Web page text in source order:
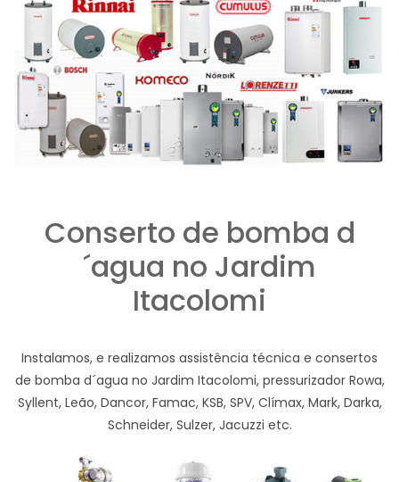
Conserto de bomba d
´agua no Jardim
Itacolomi
Instalamos, e realizamos assistência técnica e consertos
de bomba d´agua no Jardim Itacolomi, pressurizador Rowa,
Syllent, Leão, Dancor, Famac, KSB, SPV, Clímax, Mark, Darka,
Schneider, Sulzer, Jacuzzi etc.